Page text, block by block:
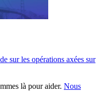
sur les opérations axées sur
là pour aider. Nous